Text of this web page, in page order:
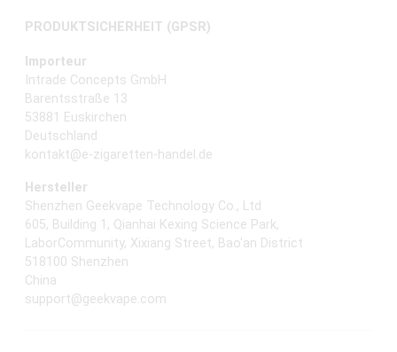
PRODUKTSICHERHEIT (GPSR)
Importeur
Intrade Concepts GmbH
Barentsstraße 13
53881 Euskirchen
Deutschland
kontakt@e-zigaretten-handel.de
Hersteller
Shenzhen Geekvape Technology Co., Ltd
605, Building 1, Qianhai Kexing Science Park,
LaborCommunity, Xixiang Street, Bao'an District
518100 Shenzhen
China
support@geekvape.com